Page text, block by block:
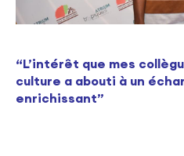
“L’intérêt que mes
culture a abouti à un
enrichissant”